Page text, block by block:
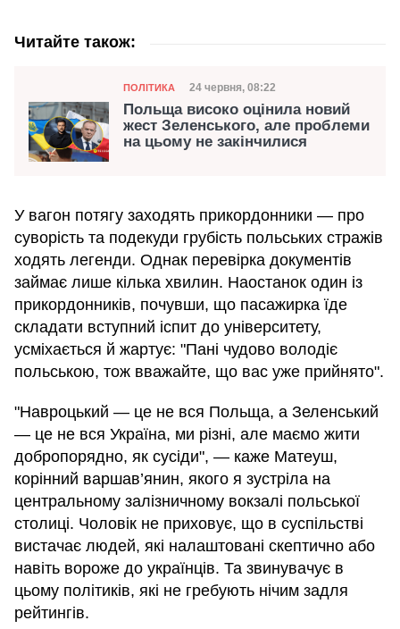
Читайте також:
Категорія
ПОЛІТИКА Дата публікації
24 червня, 08:22
Польща високо оцінила новий
жест Зеленського, але проблеми
на цьому не закінчилися
У вагон потягу заходять прикордонники — про
суворість та подекуди грубість польських стражів
ходять легенди. Однак перевірка документів
займає лише кілька хвилин. Наостанок один із
прикордонників, почувши, що пасажирка їде
складати вступний іспит до університету,
усміхається й жартує: "Пані чудово володіє
польською, тож вважайте, що вас уже прийнято".
"Навроцький — це не вся Польща, а Зеленський
— це не вся Україна, ми різні, але маємо жити
добропорядно, як сусіди", — каже Матеуш,
корінний варшав’янин, якого я зустріла на
центральному залізничному вокзалі польської
столиці. Чоловік не приховує, що в суспільстві
вистачає людей, які налаштовані скептично або
навіть вороже до українців. Та звинувачує в
цьому політиків, які не гребують нічим задля
рейтингів.